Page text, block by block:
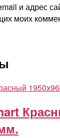
и адрес
моих